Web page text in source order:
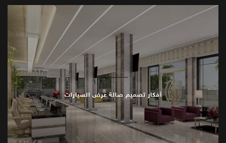
أفكار تصميم صالة عرض السيارات